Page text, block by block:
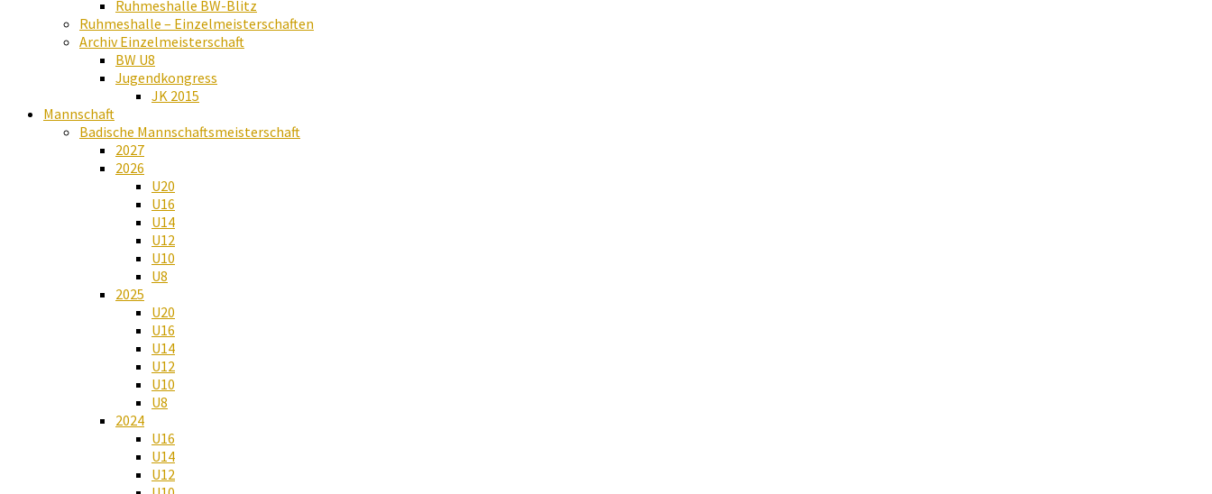
Ruhmeshalle BW-Blitz
Ruhmeshalle – Einzelmeisterschaften
Archiv Einzelmeisterschaft
BW U8
Jugendkongress
JK 2015
Mannschaft
Badische Mannschaftsmeisterschaft
2027
2026
U20
U16
U14
U12
U10
U8
2025
U20
U16
U14
U12
U10
U8
2024
U16
U14
U12